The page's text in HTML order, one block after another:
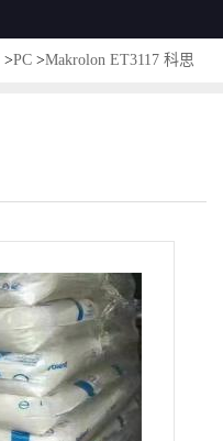
>PC >Makrolon ET3117 科思